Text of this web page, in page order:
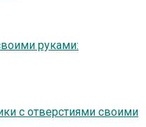
руками:
с отверстиями своими